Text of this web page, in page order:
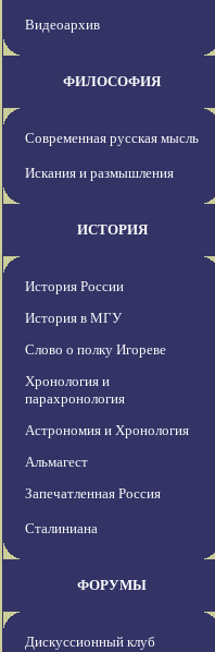
Видеоархив
ФИЛОСОФИЯ
Современная русская мысль
Искания и размышления
ИСТОРИЯ
История России
История в МГУ
Слово о полку Игореве
Хронология и
парахронология
Астрономия и Хронология
Альмагест
Запечатленная Россия
Сталиниана
ФОРУМЫ
Дискуссионный клуб